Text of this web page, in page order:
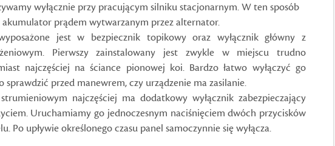
wyłącznie przy pracującym silniku stacjonarnym. W ten sposób
prądem wytwarzanym przez alternator.
jest w bezpiecznik topikowy oraz wyłącznik główny z
Pierwszy zainstalowany jest zwykle w miejscu trudno
najczęściej na ściance pionowej koi. Bardzo łatwo wyłączyć go
przed manewrem, czy urządzenie ma zasilanie.
najczęściej ma dodatkowy wyłącznik zabezpieczający
Uruchamiamy go jednoczesnym naciśnięciem dwóch przycisków
Po upływie określonego czasu panel samoczynnie się wyłącza.